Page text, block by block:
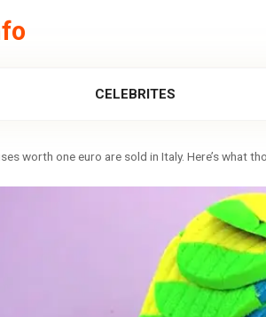
CELEBRITES
worth one euro are sold in Italy. Here’s what